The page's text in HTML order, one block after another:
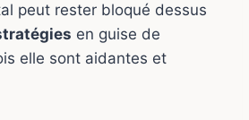
peut rester bloqué dessus
en guise de
elle sont aidantes et